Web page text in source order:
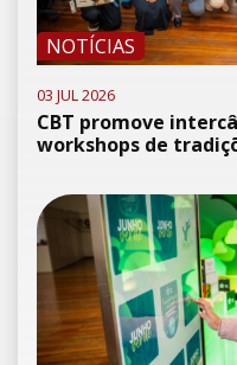
NOTÍCIAS
03 JUL 2026
CBT promove
workshops de